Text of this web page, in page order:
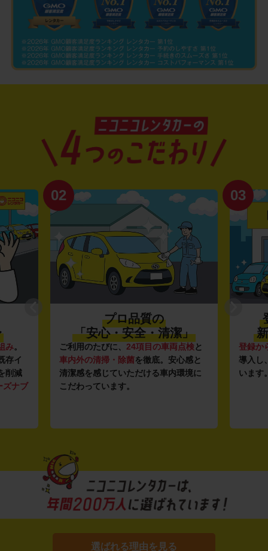
み。
存イ
削減
ズナブ
02
プロ品質の
「安心・安全・清潔」
ご利用のたびに、 24項目の車両点検と
車内外の清掃・除菌を徹底。安心感と
清潔感を感じていただける車内環境に
こだわっています。
03
登録か
導入し
います
選ばれる理由を見る